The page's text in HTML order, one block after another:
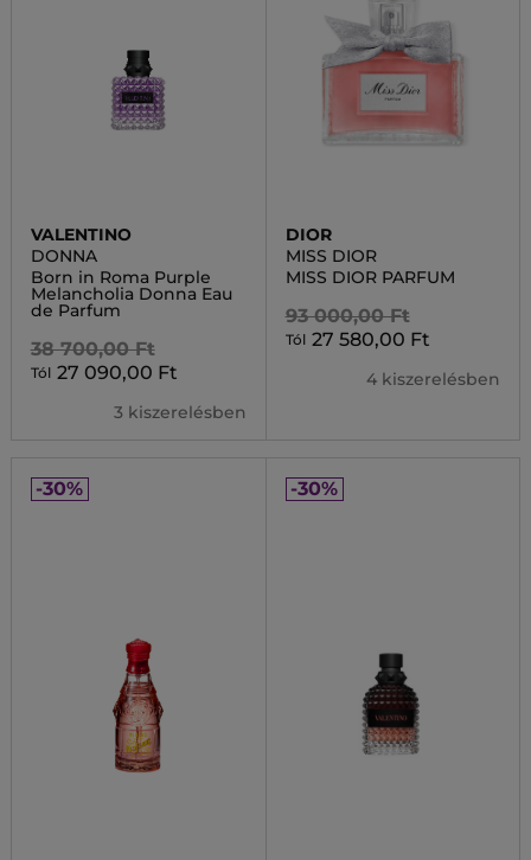
VALENTINO
DONNA
Born in Roma Purple
Melancholia Donna Eau
de Parfum
38 700,00 Ft
Tól 27 090,00 Ft
3 kiszerelésben
DIOR
MISS DIOR
MISS DIOR PARFUM
93 000,00 Ft
Tól 27 580,00 Ft
4 kiszerelésben
-30% -30%